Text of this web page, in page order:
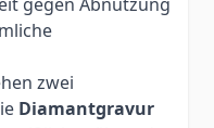
zwei
Diamantgravur